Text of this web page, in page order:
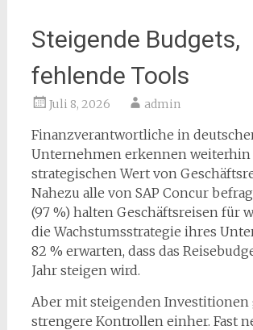
Steigende Budgets,
fehlende Tools
Juli 8, 2026 admin
Finanzverantwortliche in
Unternehmen erkennen weiterhin
strategischen Wert von
Nahezu alle von SAP Concur
(97 %) halten Geschäftsreisen für
die Wachstumsstrategie ihres
82 % erwarten, dass das
Jahr steigen wird.
Aber mit steigenden Investitionen
strengere Kontrollen einher. Fast